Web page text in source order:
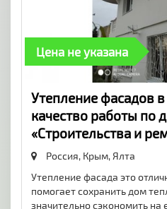
Цена не указана
​Утепление фасадов
качество работы по
«Строительства и
Россия, Крым, Ялта
Утепление фасада это
помогает сохранить дом
значительно сэкономить на